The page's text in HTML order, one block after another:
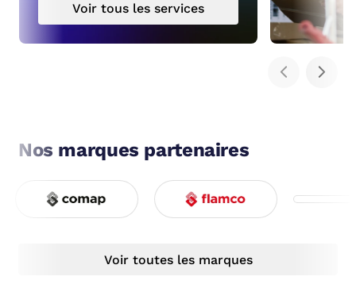
Voir tous les services
Nos marques partenaires
Voir toutes les marques